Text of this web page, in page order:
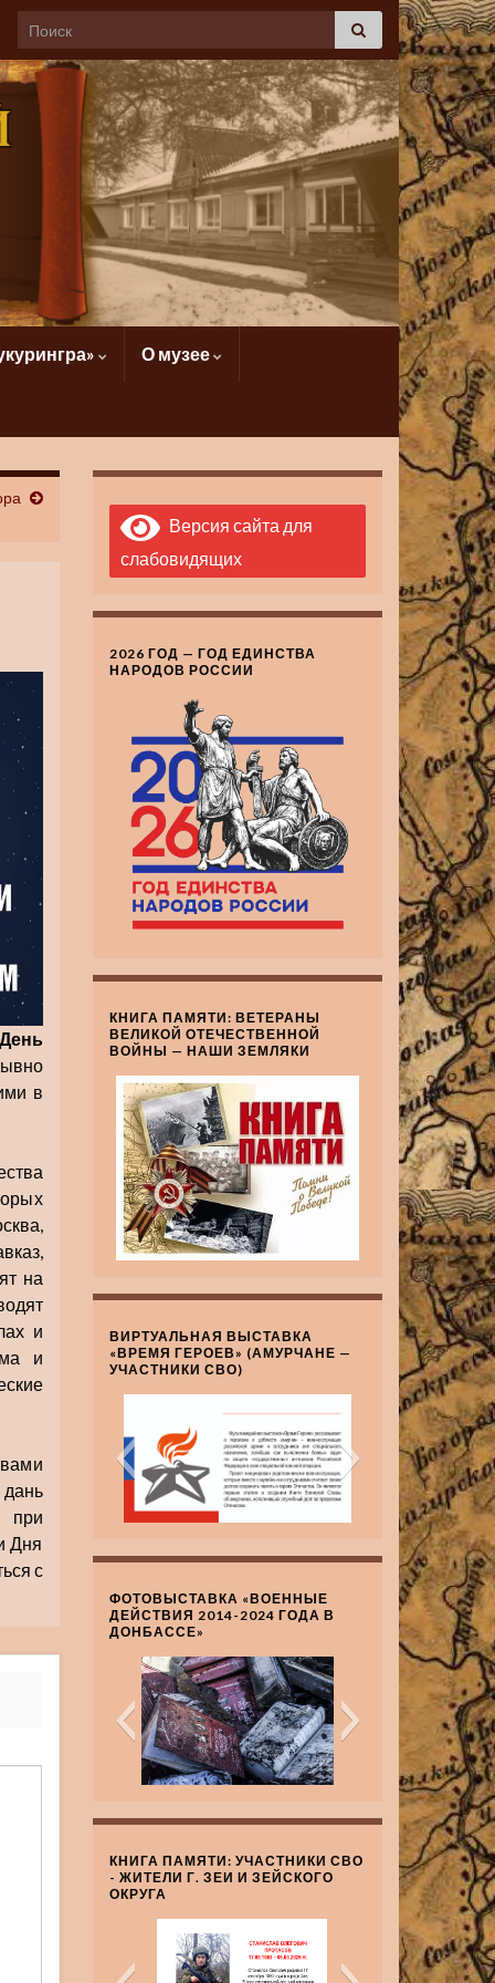
О музее
в
на
и
и
при
Дня
с
Версия сайта для
слабовидящих
2026 ГОД — ГОД ЕДИНСТВА
НАРОДОВ РОССИИ
КНИГА ПАМЯТИ: ВЕТЕРАНЫ
ВЕЛИКОЙ ОТЕЧЕСТВЕННОЙ
ВОЙНЫ — НАШИ ЗЕМЛЯКИ
ВИРТУАЛЬНАЯ ВЫСТАВКА
«ВРЕМЯ ГЕРОЕВ» (АМУРЧАНЕ —
УЧАСТНИКИ СВО)
ФОТОВЫСТАВКА «ВОЕННЫЕ
ДЕЙСТВИЯ 2014-2024 ГОДА В
ДОНБАССЕ»
КНИГА ПАМЯТИ: УЧАСТНИКИ СВО
- ЖИТЕЛИ Г. ЗЕИ И ЗЕЙСКОГО
ОКРУГА